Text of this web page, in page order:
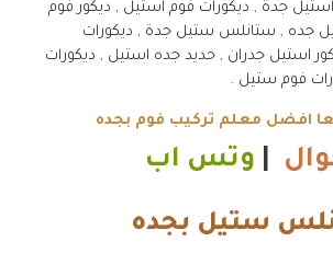
جدة , ديكورات فوم استيل , ديكور فوم
جده , ستانلس ستيل جدة , ديكورات
استيل جدران , حديد جده استيل , ديكورات
فوم ستيل .
افضل معلم تركيب فوم بجده
وتس اب
ستيل بجده